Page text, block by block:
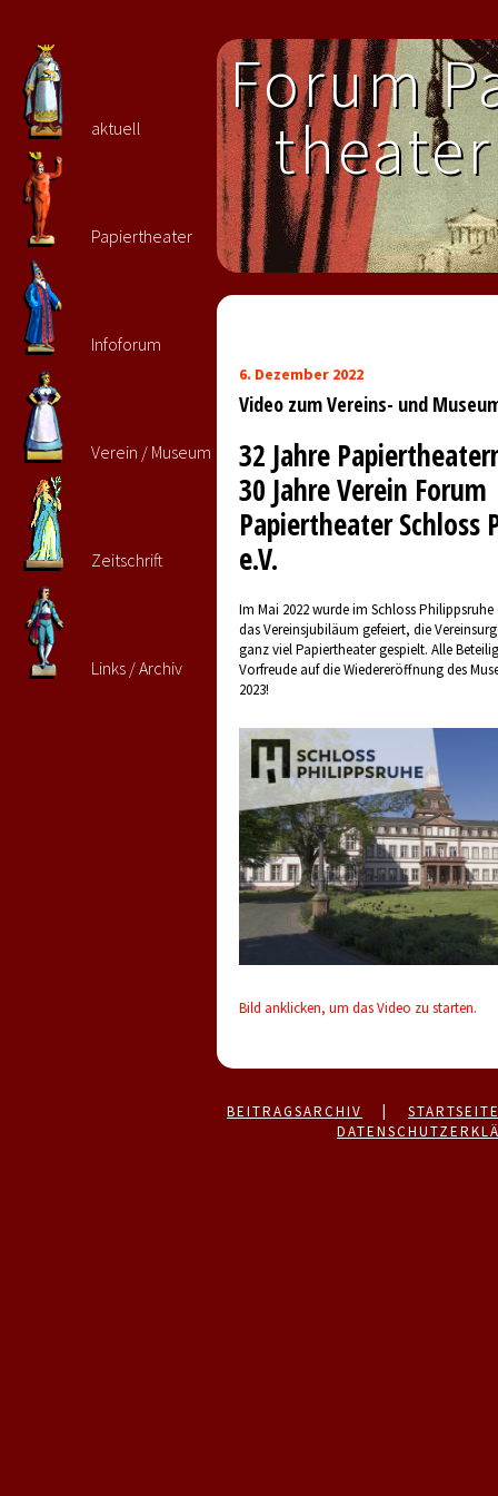
aktuell
Papiertheater
Infoforum
Verein / Museum
Zeitschrift
Links / Archiv
Forum
theater
6. Dezember 2022
Video zum Vereins- und
32 Jahre
30 Jahre Verein Forum
Papiertheater Schloss
e.V.
Im Mai 2022 wurde im Schloss
das Vereinsjubiläum gefeiert, die
ganz viel Papiertheater gespielt. Alle
Vorfreude auf die Wiedereröffnung des
2023!
Bild anklicken, um das Video zu starten.
BEITRAGSARCHIV